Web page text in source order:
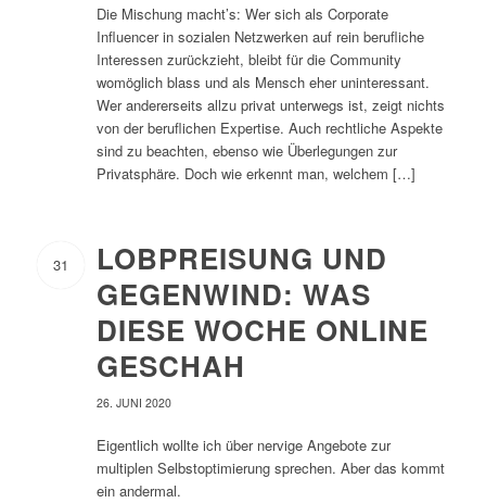
Die Mischung macht’s: Wer sich als Corporate
Influencer in sozialen Netzwerken auf rein berufliche
Interessen zurückzieht, bleibt für die Community
womöglich blass und als Mensch eher uninteressant.
Wer andererseits allzu privat unterwegs ist, zeigt nichts
von der beruflichen Expertise. Auch rechtliche Aspekte
sind zu beachten, ebenso wie Überlegungen zur
Privatsphäre. Doch wie erkennt man, welchem […]
31
LOBPREISUNG UND
GEGENWIND: WAS
DIESE WOCHE ONLINE
GESCHAH
26. JUNI 2020
Eigentlich wollte ich über nervige Angebote zur
multiplen Selbstoptimierung sprechen. Aber das kommt
ein andermal.